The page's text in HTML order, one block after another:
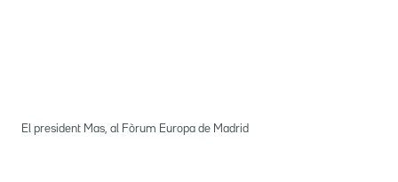
El president Mas, al Fòrum Europa de Madrid